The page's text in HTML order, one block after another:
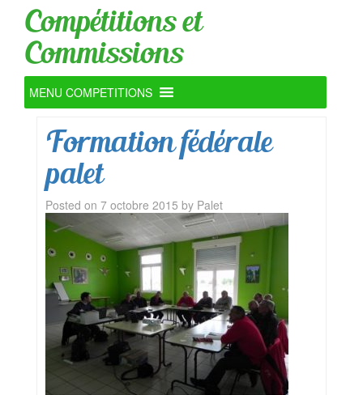
Compétitions et
Commissions
MENU COMPETITIONS
Formation fédérale
palet
Posted on 7 octobre 2015 by Palet